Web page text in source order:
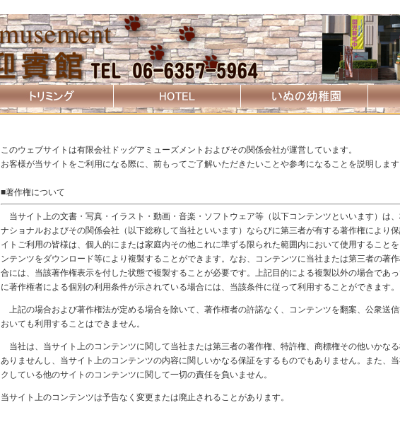
このウェブサイトは有限会社ドッグアミューズメントおよびその関係会社が運営しています。
お客様が当サイトをご利用になる際に、前もってご了解いただきたいことや参考になることを説明します
■著作権について
当サイト上の文書・写真・イラスト・動画・音楽・ソフトウェア等（以下コンテンツといいます）は
ナショナルおよびその関係会社（以下総称して当社といいます）ならびに第三者が有する著作権により
イトご利用の皆様は、個人的にまたは家庭内その他これに準ずる限られた範囲内において使用すること
ンテンツをダウンロード等により複製することができます。なお、コンテンツに当社または第三者の著
合には、当該著作権表示を付した状態で複製することが必要です。上記目的による複製以外の場合であ
に著作権者による個別の利用条件が示されている場合には、当該条件に従って利用することができます。
上記の場合および著作権法が定める場合を除いて、著作権者の許諾なく、コンテンツを翻案、公衆送
おいても利用することはできません。
当社は、当サイト上のコンテンツに関して当社または第三者の著作権、特許権、商標権その他いかな
ありませんし、当サイト上のコンテンツの内容に関しいかなる保証をするものでもありません。また、
クしている他のサイトのコンテンツに関して一切の責任を負いません。
当サイト上のコンテンツは予告なく変更または廃止されることがあります。